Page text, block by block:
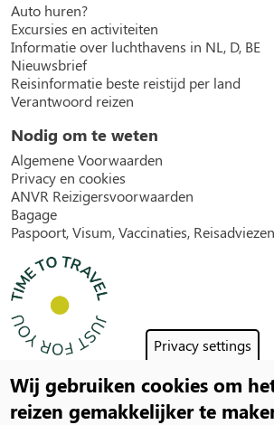
Privacy settings
Wij gebruiken cookies om
reizen gemakkelijker te
Auto huren?
Excursies en activiteiten
Informatie over luchthavens in NL, D, BE
Nieuwsbrief
Reisinformatie beste reistijd per land
Verantwoord reizen
Nodig om te weten
Algemene Voorwaarden
Privacy en cookies
ANVR Reizigersvoorwaarden
Bagage
Paspoort, Visum, Vaccinaties, Reisadviezen
Social